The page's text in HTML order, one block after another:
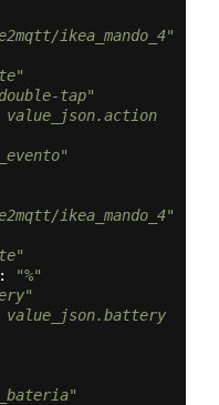
ikea_mando_4"
tap"
ikea_mando_4"
:
"%"